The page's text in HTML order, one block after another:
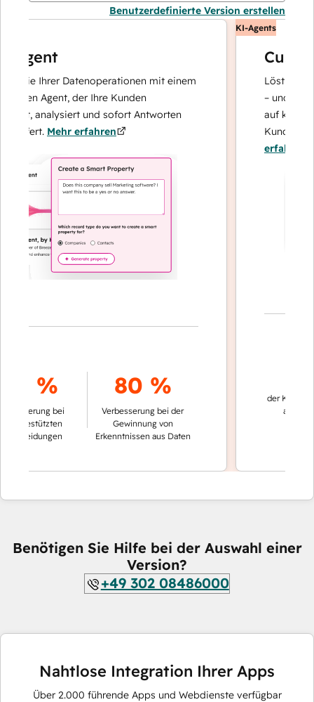
Benutzerdefinierte Version erstellen
Ihrer Datenoperationen mit einem
Agent, der Ihre Kunden
analysiert und sofort Antworten
Mehr erfahren
bei
80 %
Verbesserung bei der
Gewinnung von
Erkenntnissen aus Daten
KI-Agents
Löst Anfragen
– und
auf komplexe
erfahren
der
automatisch
Benötigen Sie Hilfe bei der Auswahl einer
Version?
+49 302 08486000
Nahtlose Integration Ihrer Apps
Über 2.000 führende Apps und Webdienste verfügbar